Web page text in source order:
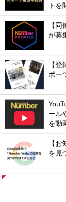
トを
【
が募
【
ポー
ール
を動
【
を見